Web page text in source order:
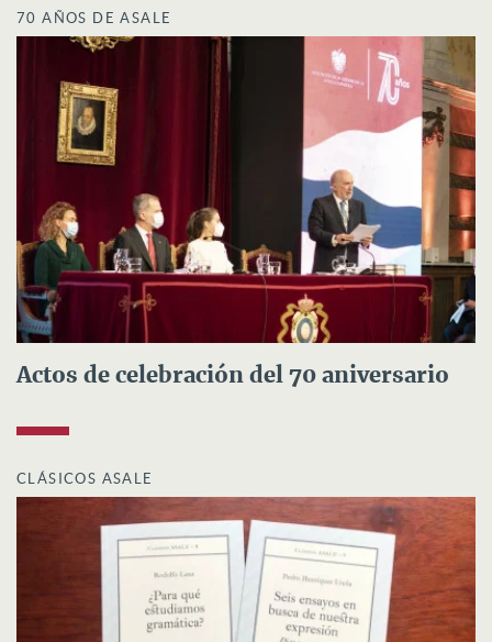
70 AÑOS DE ASALE
Actos de celebración del 70 aniversario
CLÁSICOS ASALE